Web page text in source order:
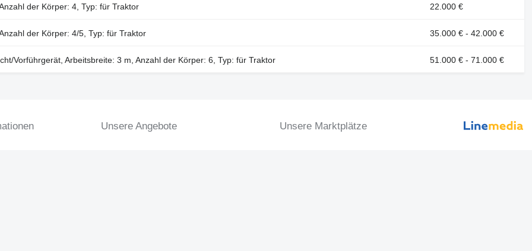
der Körper: 4, Typ: für Traktor 22.000 €
der Körper: 4/5, Typ: für Traktor 35.000 € - 42.000 €
Vorführgerät, Arbeitsbreite: 3 m, Anzahl der Körper: 6, Typ: für Traktor 51.000 € - 71.000 €
Unsere Angebote Unsere Marktplätze